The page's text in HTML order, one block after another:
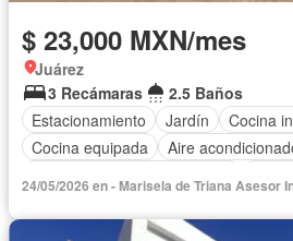
$ 23,000 MXN/mes
Juárez
3 Recámaras
2.5 Baños
Estacionamiento
Jardín
Cocina
Cocina equipada
Aire
Wifi Parcialmente
24/05/2026 en - Marisela de Triana Asesor